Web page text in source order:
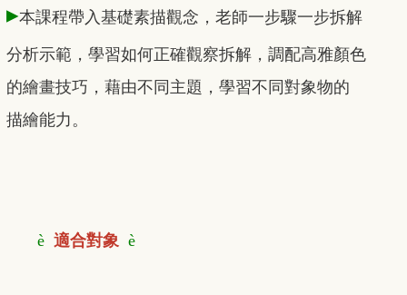
▸本課程帶入基礎素描觀念，老師一步驟一步拆解
分析示範，學習如何正確觀察拆解，調配高雅顏色
的繪畫技巧，藉由不同主題，學習不同對象物的
描繪能力。
è 適合對象 è